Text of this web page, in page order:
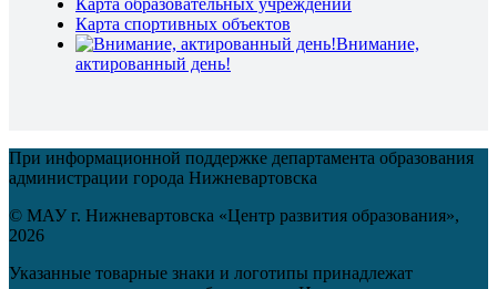
Карта спортивных объектов
Внимание,
актированный день!
При информационной поддержке департамента образования
администрации города Нижневартовска
© МАУ г. Нижневартовска «Центр развития образования»,
2026
Указанные товарные знаки и логотипы принадлежат